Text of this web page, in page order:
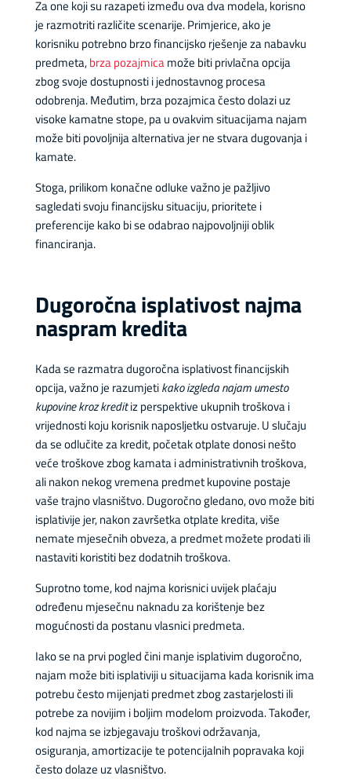
Za one koji su razapeti između ova dva modela, korisno
je razmotriti različite scenarije. Primjerice, ako je
korisniku potrebno brzo financijsko rješenje za nabavku
predmeta,brza pozajmicamože biti privlačna opcija
zbog svoje dostupnosti i jednostavnog procesa
odobrenja. Međutim, brza pozajmica često dolazi uz
visoke kamatne stope, pa u ovakvim situacijama najam
može biti povoljnija alternativa jer ne stvara dugovanja i
kamate.
Stoga, prilikom konačne odluke važno je pažljivo
sagledati svoju financijsku situaciju, prioritete i
preferencije kako bi se odabrao najpovoljniji oblik
financiranja.
Dugoročna isplativost najma
naspram kredita
Kada se razmatra dugoročna isplativost financijskih
opcija, važno je razumjetikako izgleda najam umesto
kupovine kroz kreditiz perspektive ukupnih troškova i
vrijednosti koju korisnik naposljetku ostvaruje. U slučaju
da se odlučite za kredit, početak otplate donosi nešto
veće troškove zbog kamata i administrativnih troškova,
ali nakon nekog vremena predmet kupovine postaje
vaše trajno vlasništvo. Dugoročno gledano, ovo može biti
isplativije jer, nakon završetka otplate kredita, više
nemate mjesečnih obveza, a predmet možete prodati ili
nastaviti koristiti bez dodatnih troškova.
Suprotno tome, kod najma korisnici uvijek plaćaju
određenu mjesečnu naknadu za korištenje bez
mogućnosti da postanu vlasnici predmeta.
Iako se na prvi pogled čini manje isplativim dugoročno,
najam može biti isplativiji u situacijama kada korisnik ima
potrebu često mijenjati predmet zbog zastarjelosti ili
potrebe za novijim i boljim modelom proizvoda. Također,
kod najma se izbjegavaju troškovi održavanja,
osiguranja, amortizacije te potencijalnih popravaka koji
često dolaze uz vlasništvo.